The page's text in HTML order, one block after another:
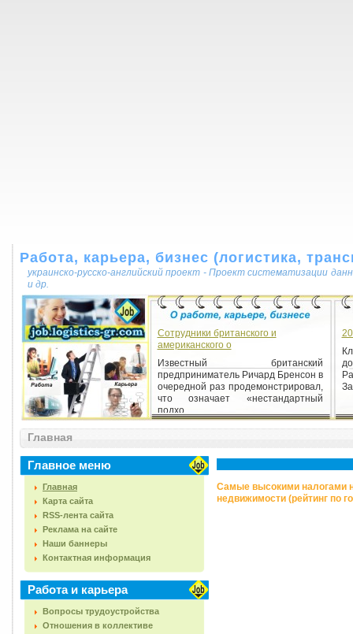
Работа, карьера, бизнес (логистика,
украинско-русско-английский проект - Проект систематизации
и др.
Сотрудники британского и
американского о
Известный британский
предприниматель Ричард Бренсон в
очередной раз продемонстрировал,
что означает «нестандартный
подхо...
Главная
Главное меню
Главная
Карта сайта
RSS-лента сайта
Реклама на сайте
Наши баннеры
Контактная информация
Работа и карьера
Вопросы трудоустройства
Отношения в коллективе
Самые высокими налогами
недвижимости (рейтинг по